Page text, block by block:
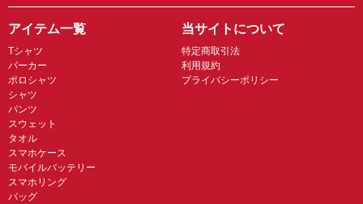
アイテム一覧
Tシャツ
パーカー
ポロシャツ
シャツ
パンツ
スウェット
タオル
スマホケース
モバイルバッテリー
スマホリング
バッグ
当サイトについて
特定商取引法
利用規約
プライバシーポリシー